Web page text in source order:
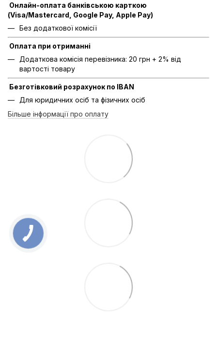
Онлайн-оплата банківською карткою
(Visa/Mastercard, Google Pay, Apple Pay)
Без додаткової комісії
Оплата при отриманні
Додаткова комісія перевізника: 20 грн + 2% від
вартості товару
Безготівковий розрахунок по IBAN
Для юридичних осіб та фізичних осіб
Більше інформації про оплату